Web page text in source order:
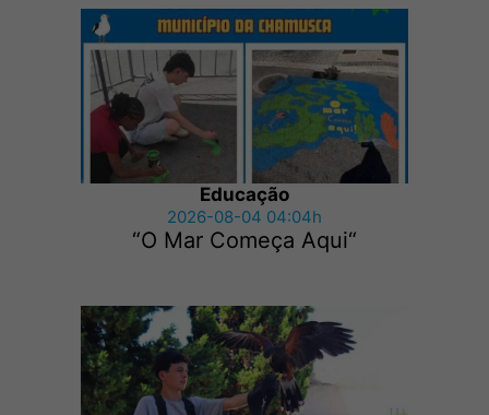
Educação
2026-08-04 04:04h
“O Mar Começa Aqui“